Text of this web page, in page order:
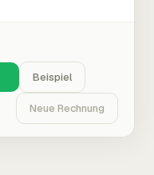
Beispiel
Neue Rechnung